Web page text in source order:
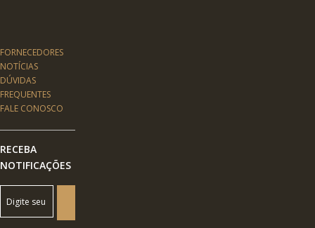
FORNECEDORES
NOTÍCIAS
DÚVIDAS
FREQUENTES
FALE CONOSCO
RECEBA
NOTIFICAÇÕES